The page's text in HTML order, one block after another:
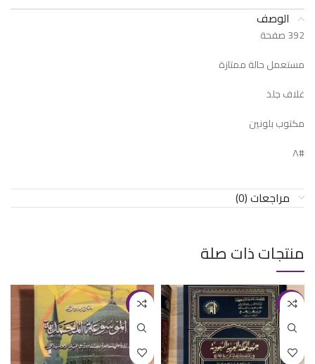
الوصف
392 صفحة
مستعمل حالة ممتازة
غلاف جلذ
مكتوب بلونين
#٨
مراجعات (0)
منتجات ذات صلة
-20%
-15%